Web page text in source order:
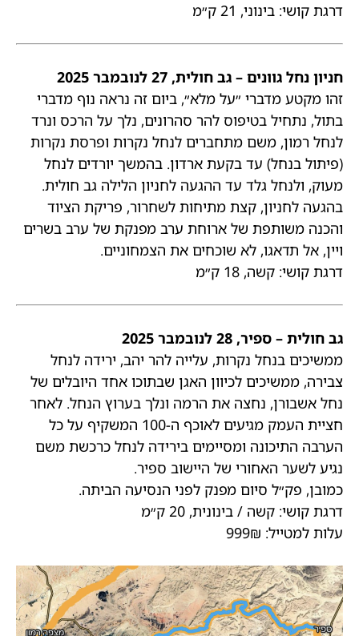
דרגת קושי: בינוני, 21 ק״מ
חניון נחל גוונים – גב חולית, 27 לנובמבר 2025
זהו מקטע מדברי ״על מלא״, ביום זה נראה נוף מדברי
בתול, נתחיל בטיפוס להר סהרונים, נלך על הרכס ונרד
לנחל רמון, משם מתחברים לנחל נקרות ופרסת נקרות
(פיתול בנחל) עד בקעת ארדון. בהמשך יורדים לנחל
מעוק, ולנחל גלד עד ההגעה לחניון הלילה גב חולית.
בהגעה לחניון, קצת מתיחות לשחרור, פריקת הציוד
והכנה משותפת של ארוחת ערב מפנקת של ערב בשרים
ויין, אל תדאגו, לא שוכחים את הצמחוניים.
דרגת קושי: קשה, 18 ק״מ
גב חולית – ספיר, 28 לנובמבר 2025
ממשיכים בנחל נקרות, עלייה להר יהב, ירידה לנחל
צבירה, ממשיכים לכיוון האגן שבתוכו אחד היובלים של
נחל אשבורן, נחצה את הרמה ונלך בערוץ הנחל. לאחר
חציית העמק מגיעים לאוכף ה-100 המשקיף על כל
הערבה התיכונה ומסיימים בירידה לנחל כרכשת משם
נגיע לשער האחורי של היישוב ספיר.
כמובן, פק״ל סיום מפנק לפני הנסיעה הביתה.
דרגת קושי: קשה / בינונית, 20 ק״מ
עלות למטייל: 999₪